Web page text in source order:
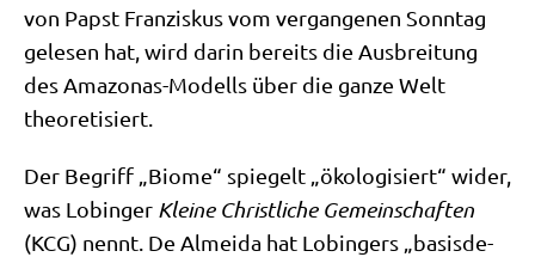
von Papst Fran­zis­kus vom ver­gan­ge­nen Sonn­tag
gele­sen hat, wird dar­in bereits die Aus­brei­tung
des Ama­zo­nas-Modells über die gan­ze Welt
theoretisiert.
Der Begriff „Bio­me“ spie­gelt „öko­lo­gi­siert“ wider,
was Lobin­ger Klei­ne Christ­li­che Gemein­schaf­ten
(KCG) nennt. De Almei­da hat Lobin­gers „basis­de­